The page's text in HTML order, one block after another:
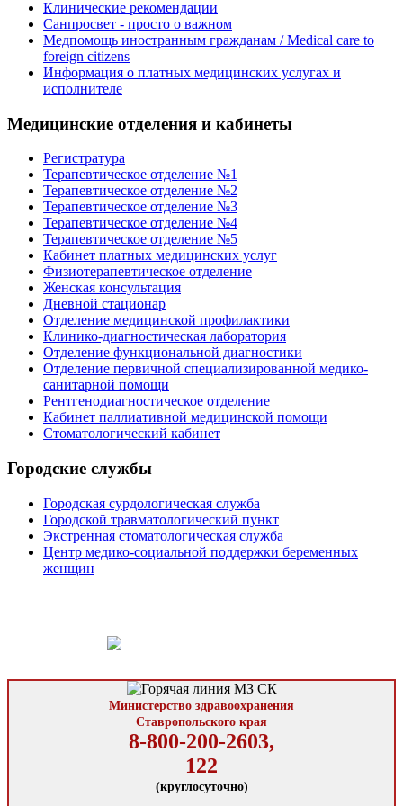
Клинические рекомендации
Санпросвет - просто о важном
Медпомощь иностранным гражданам / Medical care to
foreign citizens
Информация о платных медицинских услугах и
исполнителе
Медицинские отделения и кабинеты
Регистратура
Терапевтическое отделение №1
Терапевтическое отделение №2
Терапевтическое отделение №3
Терапевтическое отделение №4
Терапевтическое отделение №5
Кабинет платных медицинских услуг
Физиотерапевтическое отделение
Женская консультация
Дневной стационар
Отделение медицинской профилактики
Клинико-диагностическая лаборатория
Отделение функциональной диагностики
Отделение первичной специализированной медико-
санитарной помощи
Рентгенодиагностическое отделение
Кабинет паллиативной медицинской помощи
Стоматологический кабинет
Городские службы
Городская сурдологическая служба
Городской травматологический пункт
Экстренная стоматологическая служба
Центр медико-социальной поддержки беременных
женщин
Министерство здравоохранения
Ставропольского края
8-800-200-2603,
122
(круглосуточно)